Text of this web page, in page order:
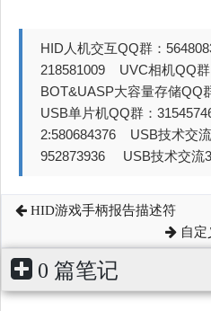
HID人机交互QQ群：
218581009 UVC相机QQ
BOT&UASP大容量存储
USB单片机QQ群：
2:580684376 USB技术交流
952873936 USB技术交流
HID游戏手柄报告描述符
自
0 篇笔记